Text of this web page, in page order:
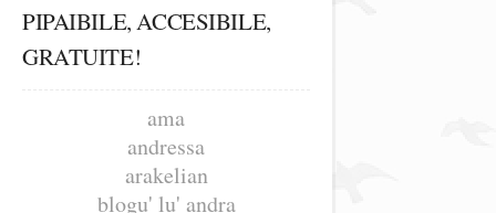
PIPAIBILE, ACCESIBILE,
GRATUITE!
ama
andressa
arakelian
blogu' lu' andra